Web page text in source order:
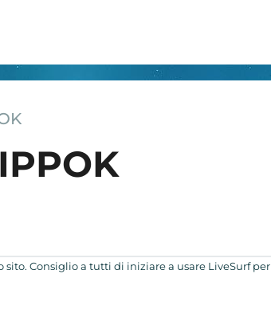
Consiglio a tutti di iniziare a usare LiveSurf per